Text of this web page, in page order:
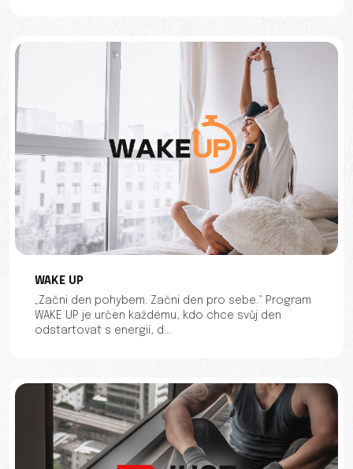
WAKE UP
„Začni den pohybem. Začni den pro sebe.“ Program
WAKE UP je určen každému, kdo chce svůj den
odstartovat s energií, d...